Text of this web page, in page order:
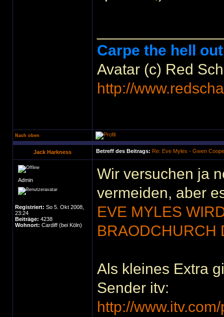
Carpe the hell
Avatar (c) Red
http://
Nach oben
Jack Harkness Betreff des Beitrags: Re: Eve Myles - Gwen
Admin
Registriert: So 5. Okt 2008,
23:24
Beiträge: 4238
Wohnort: Cardiff (bei Köln)
Wir versuchen ja
vermeiden, aber
EVE MYLES
BRAODCHURCH
Als kleines Extra
Sender itv:
http://